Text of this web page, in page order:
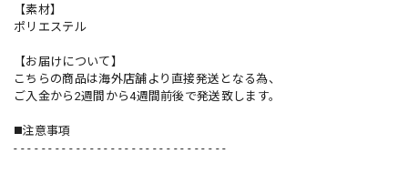
【素材】
ポリエステル
【お届けについて】
こちらの商品は海外店舗より直接発送となる為、
ご入金から2週間から4週間前後で発送致します。
◼️注意事項
- - - - - - - - - - - - - - - - - - - - - - - - - - - - - - -